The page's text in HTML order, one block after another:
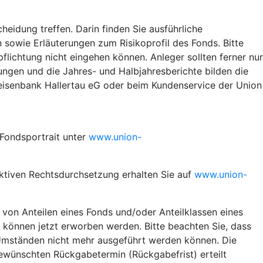
treffen. Darin finden Sie ausführliche
Erläuterungen zum Risikoprofil des Fonds. Bitte
nicht eingehen können. Anleger sollten ferner nur
und die Jahres- und Halbjahresberichte bilden die
Hallertau eG oder beim Kundenservice der Union
unter www.union-
Rechtsdurchsetzung erhalten Sie auf www.union-
Anteilen eines Fonds und/oder Anteilklassen eines
jetzt erworben werden. Bitte beachten Sie, dass
nicht mehr ausgeführt werden können. Die
Rückgabetermin (Rückgabefrist) erteilt